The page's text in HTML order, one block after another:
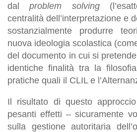
dalproblem solving
centralità dell’interpretazione e
sostanzialmente produrre
nuova ideologia scolastica
del documento in cui si
identiche finalità tra la
pratiche quali il CLIL e
Il risultato di questo
pesanti effetti – sicuramente
sulla gestione autoritaria